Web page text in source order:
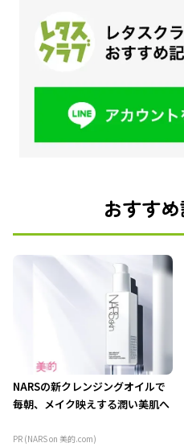
おすす
NARSの新クレンジングオイルで
毎朝、メイク映えする潤い美肌へ
PR (NARS on 美的.com)